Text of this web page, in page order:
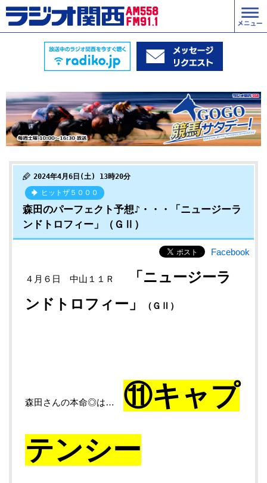
2024年4月6日(土) 13時20分
ヒットザ５０００
森田のパーフェクト予想♪・・・「ニュージーラ
ンドトロフィー」（ＧⅡ）
Facebook
４月６日 中山１１Ｒ
「ニュージーラ
ンドトロフィー」
（ＧⅡ）
森田さんの本命◎は… ⑪キャプ
テンシー